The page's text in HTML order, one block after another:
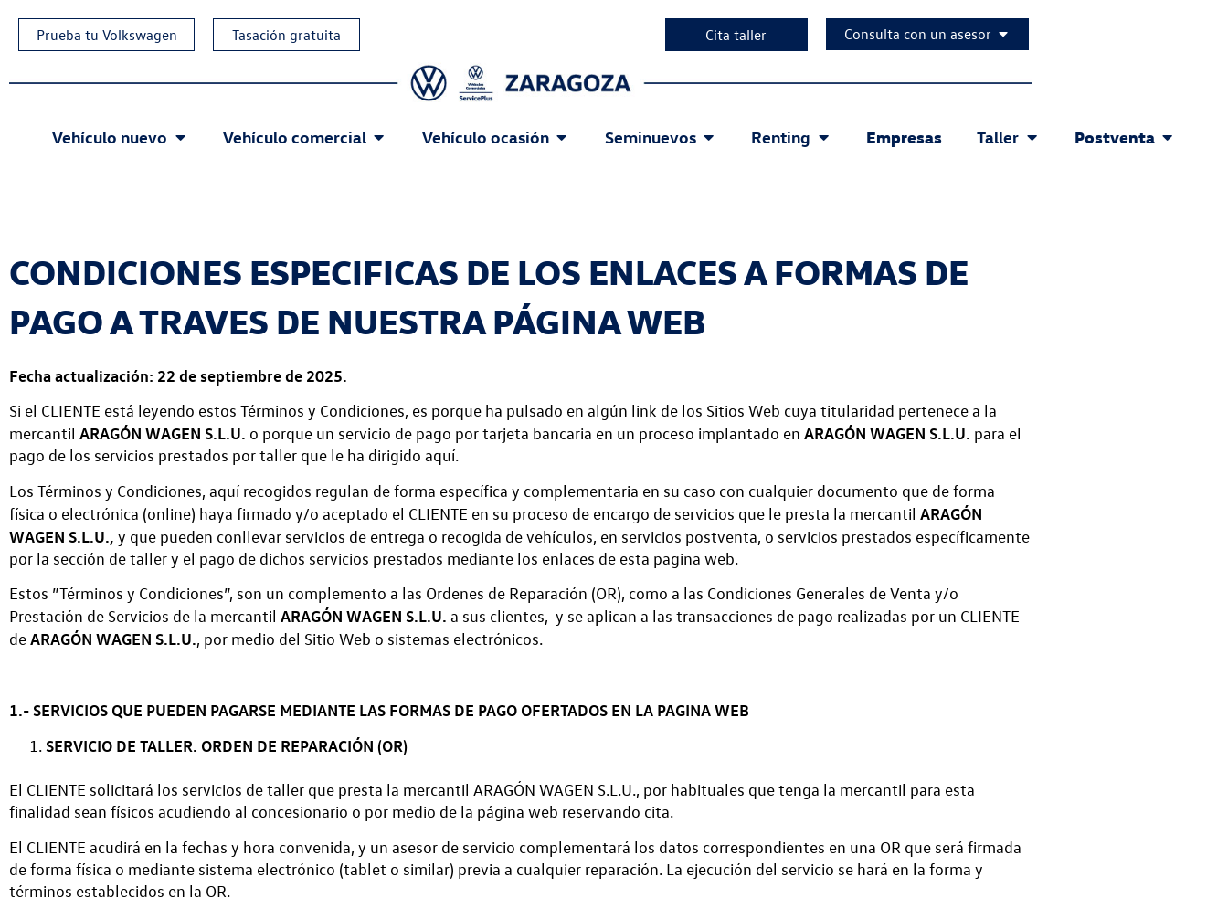
Prueba tu Volkswagen Tasación gratuita Cita taller Consulta con un asesor
Vehículo nuevo Vehículo comercial Vehículo ocasión Seminuevos Renting Empresas Taller Postventa
CONDICIONES ESPECIFICAS DE LOS ENLACES A FORMAS DE
PAGO A TRAVES DE NUESTRA PÁGINA WEB
Fecha actualización: 22 de septiembre de 2025.
Si el CLIENTE está leyendo estos Términos y Condiciones, es porque ha pulsado en algún link de los Sitios Web cuya titularidad pertenece a la
mercantil ARAGÓN WAGEN S.L.U. o porque un servicio de pago por tarjeta bancaria en un proceso implantado en ARAGÓN WAGEN S.L.U. para el
pago de los servicios prestados por taller que le ha dirigido aquí.
Los Términos y Condiciones, aquí recogidos regulan de forma específica y complementaria en su caso con cualquier documento que de forma
física o electrónica (online) haya firmado y/o aceptado el CLIENTE en su proceso de encargo de servicios que le presta la mercantil ARAGÓN
WAGEN S.L.U., y que pueden conllevar servicios de entrega o recogida de vehículos, en servicios postventa, o servicios prestados específicamente
por la sección de taller y el pago de dichos servicios prestados mediante los enlaces de esta pagina web.
Estos ”Términos y Condiciones”, son un complemento a las Ordenes de Reparación (OR), como a las Condiciones Generales de Venta y/o
Prestación de Servicios de la mercantil ARAGÓN WAGEN S.L.U. a sus clientes, y se aplican a las transacciones de pago realizadas por un CLIENTE
deARAGÓN WAGEN S.L.U., por medio del Sitio Web o sistemas electrónicos.
1.- SERVICIOS QUE PUEDEN PAGARSE MEDIANTE LAS FORMAS DE PAGO OFERTADOS EN LA PAGINA WEB​
SERVICIO DE TALLER. ORDEN DE REPARACIÓN (OR)
El CLIENTE solicitará los servicios de taller que presta la mercantil ARAGÓN WAGEN S.L.U., por habituales que tenga la mercantil para esta
finalidad sean físicos acudiendo al concesionario o por medio de la página web reservando cita.
El CLIENTE acudirá en la fechas y hora convenida, y un asesor de servicio complementará los datos correspondientes en una OR que será firmada
de forma física o mediante sistema electrónico (tablet o similar) previa a cualquier reparación. La ejecución del servicio se hará en la forma y
términos establecidos en la OR.